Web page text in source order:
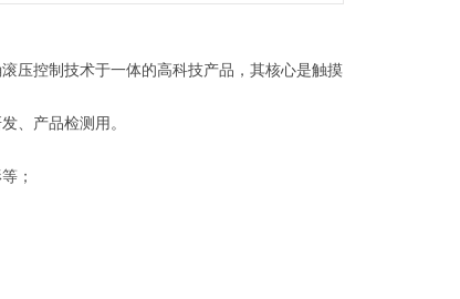
压控制技术于一体的高科技产品，其核心是触摸
、产品检测用。
；